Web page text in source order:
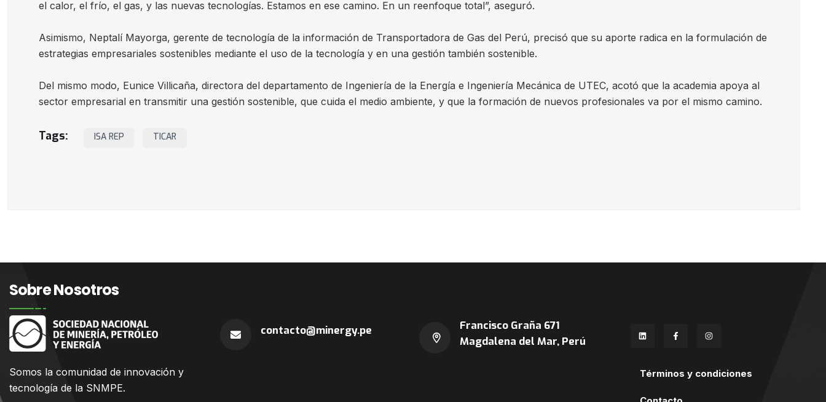
el calor, el frío, el gas, y las nuevas tecnologías. Estamos en ese camino. En un reenfoque total”, aseguró.
Asimismo, Neptalí Mayorga, gerente de tecnología de la información de Transportadora de Gas del Perú, precisó que su aporte radica en la formulación de
estrategias empresariales sostenibles mediante el uso de la tecnología y en una gestión también sostenible.
Del mismo modo, Eunice Villicaña, directora del departamento de Ingeniería de la Energía e Ingeniería Mecánica de UTEC, acotó que la academia apoya al
sector empresarial en transmitir una gestión sostenible, que cuida el medio ambiente, y que la formación de nuevos profesionales va por el mismo camino.
Tags: ISA REP TICAR
Sobre Nosotros
Somos la comunidad de innovación y
tecnología de la SNMPE.
contacto@minergy.pe
Francisco Graña 671
Magdalena del Mar, Perú
Términos y condiciones